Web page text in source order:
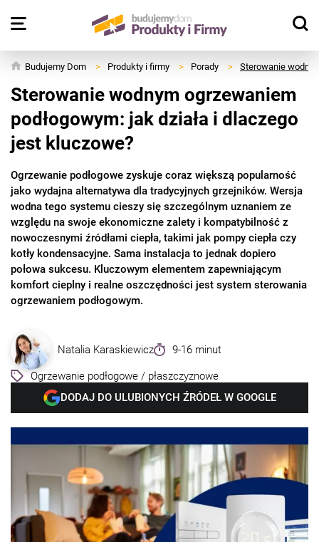
Budujemy Dom > Produkty i firmy > Porady > Sterowanie
Sterowanie wodnym ogrzewaniem
podłogowym: jak działa i dlaczego
jest kluczowe?
Ogrzewanie podłogowe zyskuje coraz większą popularność
jako wydajna alternatywa dla tradycyjnych grzejników. Wersja
wodna tego systemu cieszy się szczególnym uznaniem ze
względu na swoje ekonomiczne zalety i kompatybilność z
nowoczesnymi źródłami ciepła, takimi jak pompy ciepła czy
kotły kondensacyjne. Sama instalacja to jednak dopiero
połowa sukcesu. Kluczowym elementem zapewniającym
komfort cieplny i realne oszczędności jest system sterowania
ogrzewaniem podłogowym.
Natalia Karaskiewicz 9-16 minut
Ogrzewanie podłogowe / płaszczyznowe
DODAJ DO ULUBIONYCH ŹRÓDEŁ W GOOGLE